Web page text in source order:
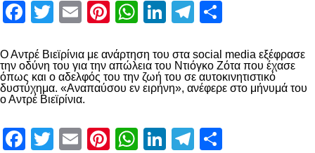
Facebook
Twitter
EmailPinterest
WhatsApp
LinkedIn
Telegram
Ο Αντρέ Βιεϊρίνια με ανάρτηση του στα social media εξέφρασε
την οδύνη του για την απώλεια του Ντιόγκο Ζότα που έχασε
όπως και ο αδελφός του την ζωή του σε αυτοκινητιστικό
δυστύχημα. «Αναπαύσου εν ειρήνη», ανέφερε στο μήνυμά του
ο Αντρέ Βιεϊρίνια.
Facebook
Twitter
EmailPinterest
WhatsApp
LinkedIn
Telegram